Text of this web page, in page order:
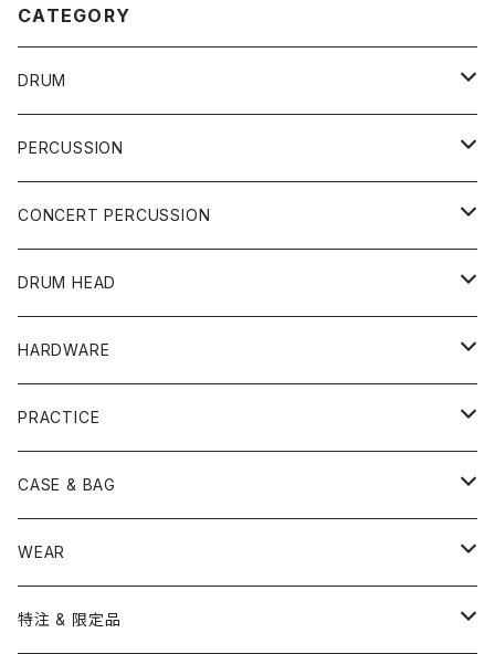
CATEGORY
DRUM
DRUM SET
YAMAHA
PEARL
SNARE
TAMA
PEARL
CYMBAL
ZILDJIAN
SABIAN
ACCESSORY
MUTE
BEATER
STICK
DRUM STICK
MARCHING STICK
ELECTRICK DRUM
PERCUSSION
CAJON
CONGA
BONGO
TABLA BONGO
DJEMBE
DARBUKA
PANDEIRO
TAMBORIM
CONCERT PERCUSSION
CONCERT SNARE
CONCERT CYMBAL
PAIR CYMBAL
SUSPENDED CYMBAL
小物楽器
TAMBORIN
TRAIANGLE
STICK
MALLET
MARIMBA
楽譜
DRUM HEAD
SNARE HEAD
REMO
EVANS
TOM HEAD
6" HEAD
8" HEAD
BASS DRUM HEAD
18" HEAD
20" HEAD
OTHER HEAD
HARDWARE
Cymbal Stands
Boom Stand
Straight Stand
Snare Stands
Hi-Hat Stands
Drum Pedals
PRACTICE
CYMBAL
PAD
BOOK ＆ MOVIE
CASE & BAG
STICK BAG
Link of Happiness
CYMBAL CASE
WEAR
BURR FINE COFFEE
特注 & 限定品